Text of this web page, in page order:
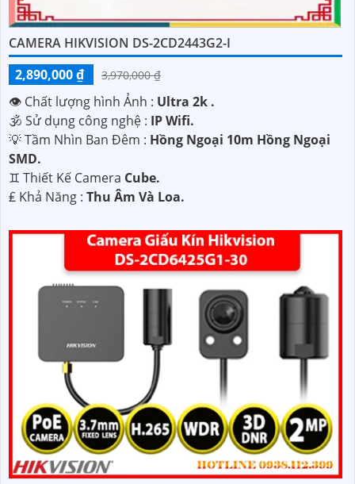
CAMERA HIKVISION DS-2CD2443G2-I
2,890,000 ₫
3,970,000 ₫
👁 Chất lượng hình Ảnh : Ultra 2k .
🕉️ Sử dụng công nghệ : IP Wifi.
💡 Tầm Nhìn Ban Đêm : Hồng Ngoại 10m Hồng Ngoại
SMD.
♊ Thiết Kế Camera Cube.
️₤ Khả Năng : Thu Âm Và Loa.